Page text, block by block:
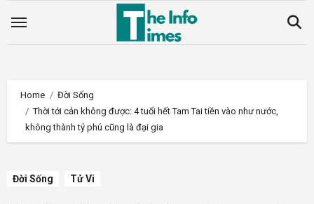
Home
Đời Sống
Thời tới cản không được: 4 tuổi hết Tam Tai tiền vào như nước,
không thành tỷ phú cũng là đại gia
Đời Sống Tử Vi